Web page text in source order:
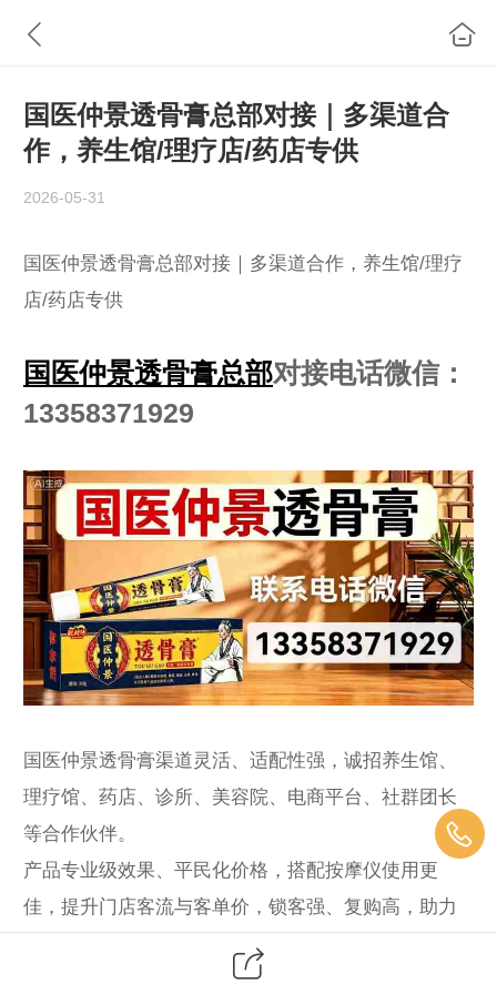
国医仲景透骨膏总部对接｜多渠道合
作，养生馆/理疗店/药店专供
2026-05-31
国医仲景透骨膏总部对接｜多渠道合作，养生馆/理疗
店/药店专供
国医仲景透骨膏总部对接电话微信：
13358371929
国医仲景透骨膏渠道灵活、适配性强，诚招养生馆、
理疗馆、药店、诊所、美容院、电商平台、社群团长
等合作伙伴。
产品专业级效果、平民化价格，搭配按摩仪使用更
佳，提升门店客流与客单价，锁客强、复购高，助力
总部提供渠道专属政策：批量折扣、定制包装、联合